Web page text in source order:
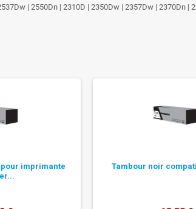
| 2550Dn | 2310D | 2350Dw | 2357Dw | 2370Dn
imprimante
Tambour noir